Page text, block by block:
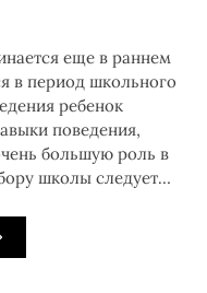
еще в раннем
в период школьного
ребенок
поведения,
большую роль в
школы следует…